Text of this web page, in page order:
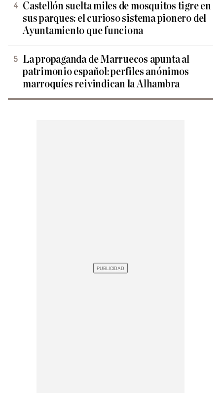
Castellón suelta miles de mosquitos tigre en
sus parques: el curioso sistema pionero del
Ayuntamiento que funciona
La propaganda de Marruecos apunta al
patrimonio español: perfiles anónimos
marroquíes reivindican la Alhambra